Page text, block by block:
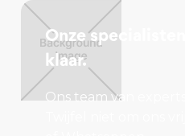
Onze specialisten
klaar.
Ons team van